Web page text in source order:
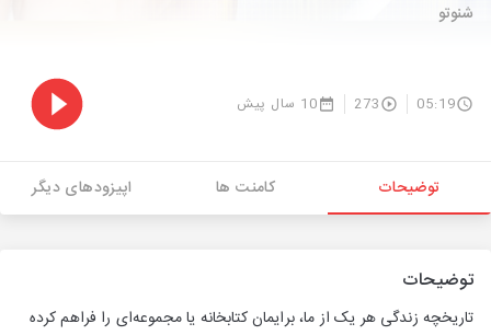
شنوتو
05:19
273 10 سال پیش
توضیحات کامنت ها اپیزودهای دیگر
توضیحات
تاریخچه زندگی هر یک از ما، برایمان کتابخانه یا مجموعه‌ای را فراهم کرده